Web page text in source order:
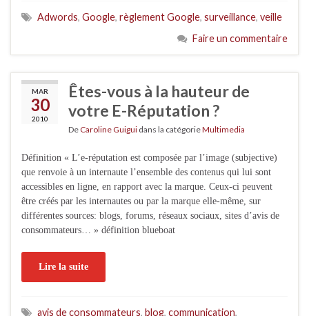
Adwords, Google, règlement Google, surveillance, veille
Faire un commentaire
MAR
30
2010
Êtes-vous à la hauteur de
votre E-Réputation ?
De Caroline Guigui dans la catégorieMultimedia
Définition « L’e-réputation est composée par l’image (subjective)
que renvoie à un internaute l’ensemble des contenus qui lui sont
accessibles en ligne, en rapport avec la marque. Ceux-ci peuvent
être créés par les internautes ou par la marque elle-même, sur
différentes sources: blogs, forums, réseaux sociaux, sites d’avis de
consommateurs… » définition blueboat
Lire la suite
avis de consommateurs, blog, communication,